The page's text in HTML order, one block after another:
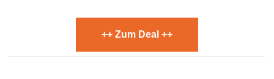
++ Zum Deal ++